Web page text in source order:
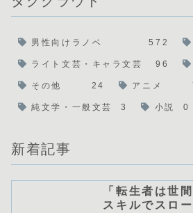
男性向けラノベ 572
ライト文芸・キャラ文芸 96
その他 24 アニメ
純文学・一般文芸 3 小説 0
新着記事
「転生者は世
スキルでスロ